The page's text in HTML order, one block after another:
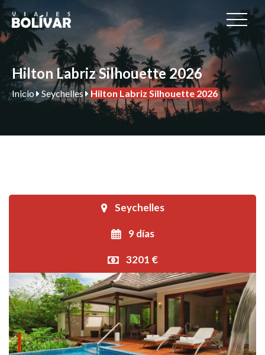
Hilton Labriz Silhouette 2026
Inicio Seychelles Hilton Labriz Silhouette 2026
Seychelles
9 días
3201 €